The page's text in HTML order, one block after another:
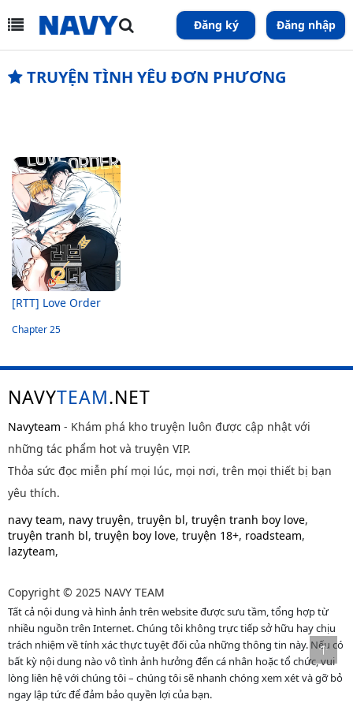
Đăng ký Đăng nhập
TRUYỆN TÌNH YÊU ĐƠN PHƯƠNG
[RTT] Love Order
Chapter 25
NAVYTEAM.NET
Navyteam - Khám phá kho truyện luôn được cập nhật với
những tác phẩm hot và truyện VIP.
Thỏa sức đọc miễn phí mọi lúc, mọi nơi, trên mọi thiết bị bạn
yêu thích.
navy team, navy truyện, truyện bl, truyện tranh boy love,
truyện tranh bl, truyện boy love, truyện 18+, roadsteam,
lazyteam,
Copyright © 2025 NAVY TEAM
Tất cả nội dung và hình ảnh trên website được sưu tầm, tổng hợp từ
nhiều nguồn trên Internet. Chúng tôi không trực tiếp sở hữu hay chịu
trách nhiệm về tính xác thực tuyệt đối của những thông tin này. Nếu có
bất kỳ nội dung nào vô tình ảnh hưởng đến cá nhân hoặc tổ chức, vui
lòng liên hệ với chúng tôi – chúng tôi sẽ nhanh chóng xem xét và gỡ bỏ
ngay lập tức để đảm bảo quyền lợi của bạn.